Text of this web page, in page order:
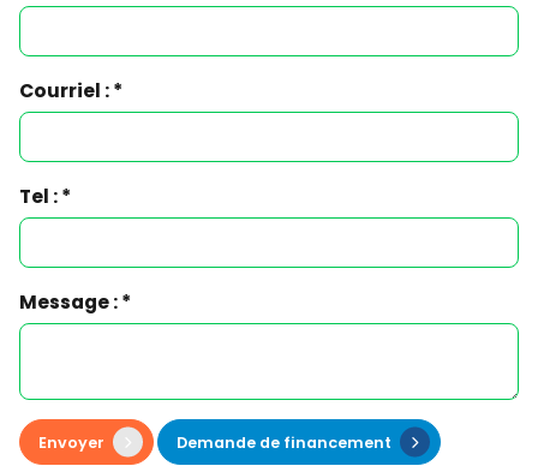
Courriel : *
Tel : *
Message : *
Envoyer Demande de financement